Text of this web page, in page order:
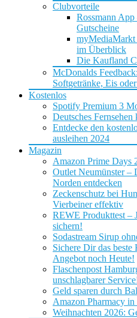
Clubvorteile
Rossmann
Gutscheine
im Überblick
Die Kaufland
McDonalds
Softgetränke, Eis
Kostenlos
Spotify Premium 3
Deutsches
Entdecke den
ausleihen 2024
Magazin
Amazon Prime Days
Outlet Neumünster –
Norden entdecken
Zeckenschutz bei
Vierbeiner effektiv
REWE Produkttest –
sichern!
Sodastream Sirup
Sichere Dir das
Angebot noch Heute!
Flaschenpost
unschlagbarer
Geld sparen durch
Amazon Pharmacy
Weihnachten 2026: